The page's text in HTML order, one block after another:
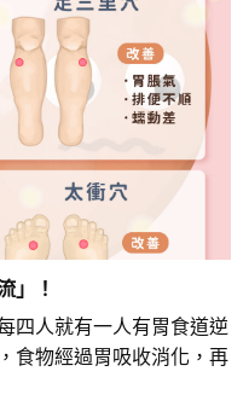
」！
四人就有一人有胃食道逆
食物經過胃吸收消化，再